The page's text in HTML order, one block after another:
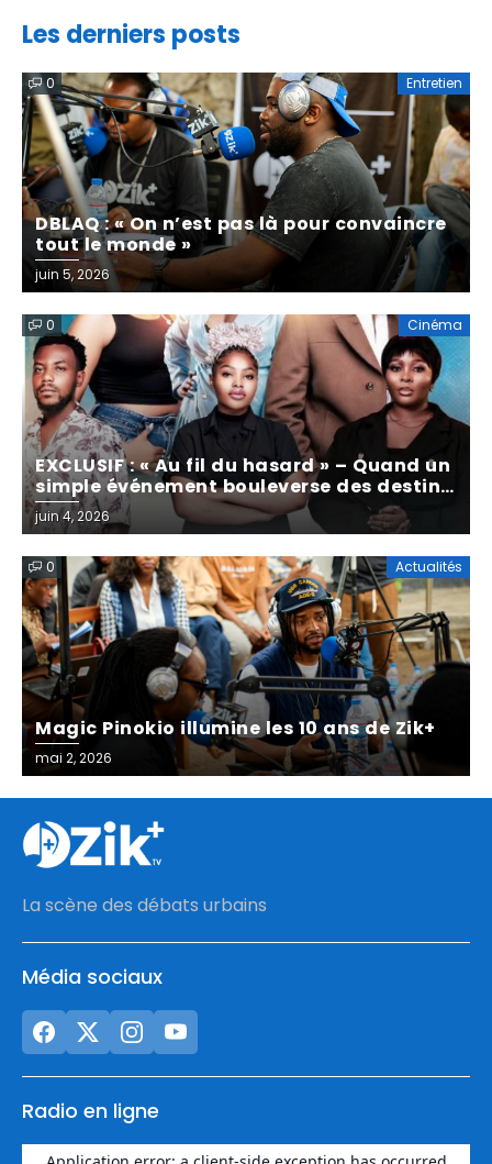
Les derniers posts
0 Entretien
DBLAQ : « On n’est pas là pour convaincre
tout le monde »
Posted
on
juin 5, 2026
0 Cinéma
EXCLUSIF : « Au fil du hasard » – Quand un
simple événement bouleverse des destins
croisés (Entretien avec Hyacinth Honey)
Posted
on
juin 4, 2026
0 Actualités
Magic Pinokio illumine les 10 ans de Zik+
Posted
on
mai 2, 2026
La scène des débats urbains
Média sociaux
Radio en ligne